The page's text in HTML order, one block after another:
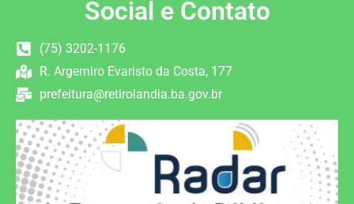
Social e Contato
(75) 3202-1176
R. Argemiro Evaristo da Costa, 177
prefeitura@retirolandia.ba.gov.br